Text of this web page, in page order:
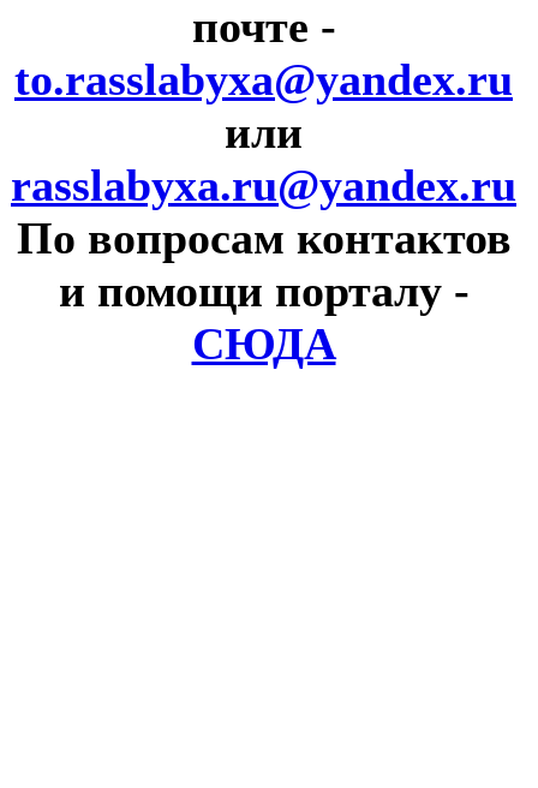
почте -
to.rasslabyxa@yandex.ru
или
rasslabyxa.ru@yandex.ru
По вопросам контактов
и помощи порталу -
СЮДА